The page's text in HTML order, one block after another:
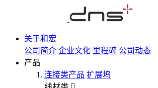
关于和宏
公司简介 企业文化 里程碑 公司动态
产品
连接类产品 扩展坞